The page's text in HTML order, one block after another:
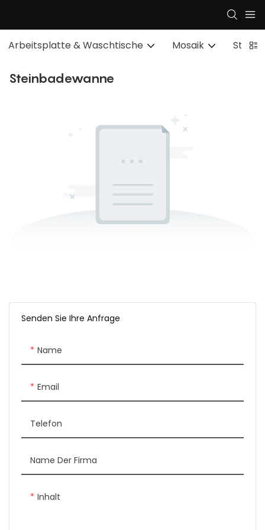
Arbeitsplatte & Waschtische Mosaik
Steinbadewanne
Senden Sie Ihre Anfrage
Name
Email
Telefon
Name Der Firma
Inhalt